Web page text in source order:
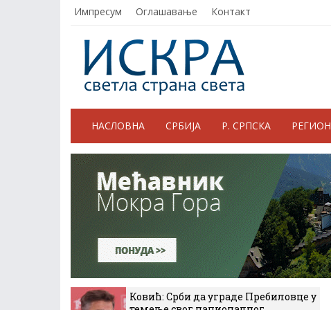
Импресум Оглашавање Контакт
НАСЛОВНА СРБИЈА Р. СРПСКА РЕГИОН
Ковић: Срби да уграде Пребиловце у